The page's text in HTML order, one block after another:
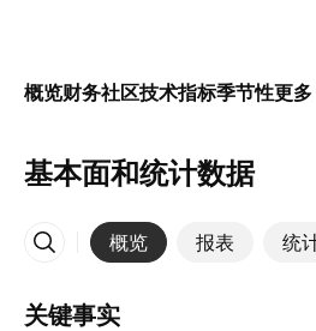
概览财务社区技术指标季节性更多
基本面和统计数据
概览 报表 统
更多
关键事实